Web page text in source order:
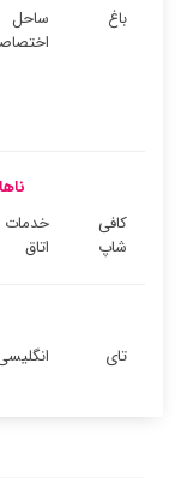
باغ
ساحل
کافی
شاپ
خدمات
اتاق
تای